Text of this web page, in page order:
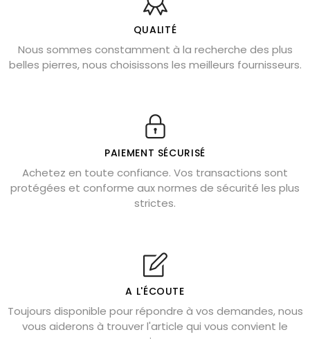
Bienfaits de la sélénite – pierre des anges
L’améthyste est-elle faite pour moi ?
Chrysocolle : pierre apaisante
Obsidienne dorée : vertus et signification
Véritable citrine naturelle non chauffée
Où placer la citrine dans la maison
Cornaline : propriétés magiques
Capricorne : quelles pierres choisir
Shungite : purification et protection
Bagues en labradorite argent 925
Lapis lazuli : propriétés et précautions
QUALITÉ
Nous sommes constamment à la recherche des plus
belles pierres, nous choisissons les meilleurs fournisseurs.
PAIEMENT SÉCURISÉ
Achetez en toute confiance. Vos transactions sont
protégées et conforme aux normes de sécurité les plus
strictes.
A L'ÉCOUTE
Toujours disponible pour répondre à vos demandes, nous
vous aiderons à trouver l'article qui vous convient le